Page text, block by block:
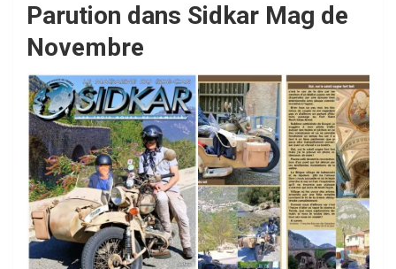
Parution dans Sidkar Mag de
Novembre